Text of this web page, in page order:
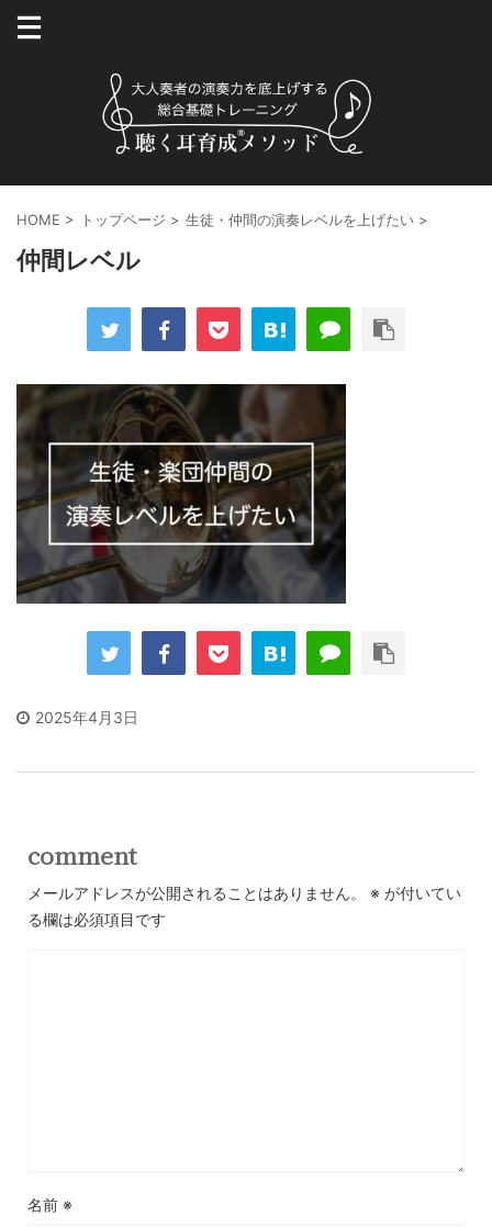
HOME > トップページ > 生徒・仲間の演奏レベルを上げたい >
仲間レベル
2025年4月3日
comment
メールアドレスが公開されることはありません。 ※ が付いてい
る欄は必須項目です
名前 ※